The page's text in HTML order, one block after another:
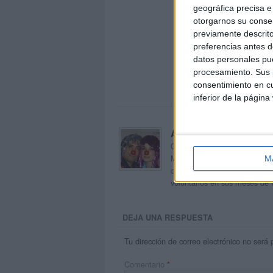
geográfica precisa
otorgarnos su
previamente
preferencias antes
datos personales
procesamiento.
consentimiento en
inferior de la página
Acerca de
Orientación Andújar no es
Maribel, que además de ser
dentro del blog y en el cual,
voluntarios en sus meses de
DEJA UNA RESPUESTA
Tu dirección de correo electrónico no será
Comentario *